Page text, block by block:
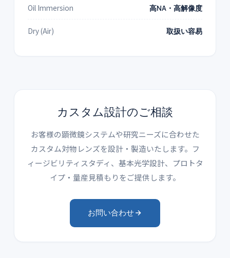
Oil Immersion 高NA・高解像度
Dry (Air) 取扱い容易
カスタム設計のご相談
お客様の顕微鏡システムや研究ニーズに合わせた
カスタム対物レンズを設計・製造いたします。フ
ィージビリティスタディ、基本光学設計、プロトタ
イプ・量産見積もりをご提供します。
お問い合わせ